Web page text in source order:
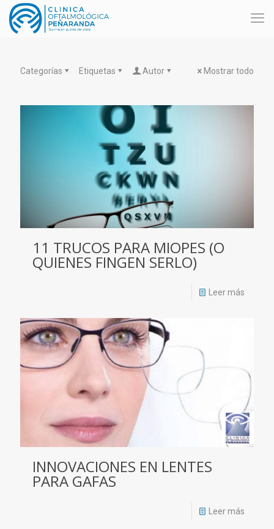
Categorías Etiquetas Autor Mostrar todo
11 TRUCOS PARA MIOPES (O
QUIENES FINGEN SERLO)
Leer más
INNOVACIONES EN LENTES
PARA GAFAS
Leer más